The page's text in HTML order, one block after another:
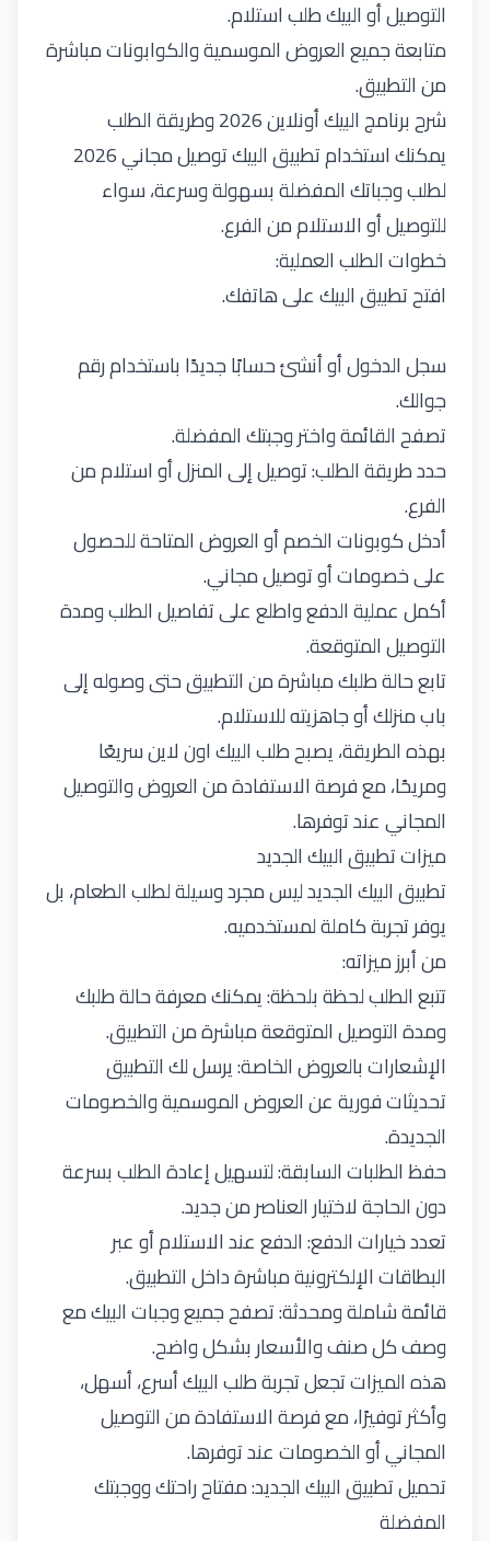
التوصيل أو البيك طلب استلام.
متابعة جميع العروض الموسمية والكوابونات مباشرة
من التطبيق.
شرح برنامج البيك أونلاين 2026 وطريقة الطلب
يمكنك استخدام تطبيق البيك توصيل مجاني 2026
لطلب وجباتك المفضلة بسهولة وسرعة، سواء
للتوصيل أو الاستلام من الفرع.
خطوات الطلب العملية:
افتح تطبيق البيك على هاتفك.
سجل الدخول أو أنشئ حسابًا جديدًا باستخدام رقم
جوالك.
تصفح القائمة واختر وجبتك المفضلة.
حدد طريقة الطلب: توصيل إلى المنزل أو استلام من
الفرع.
أدخل كوبونات الخصم أو العروض المتاحة للحصول
على خصومات أو توصيل مجاني.
أكمل عملية الدفع واطلع على تفاصيل الطلب ومدة
التوصيل المتوقعة.
تابع حالة طلبك مباشرة من التطبيق حتى وصوله إلى
باب منزلك أو جاهزيته للاستلام.
بهذه الطريقة، يصبحطلب البيك اون لاينسريعًا
ومريحًا، مع فرصة الاستفادة من العروض والتوصيل
المجاني عند توفرها.
ميزات تطبيق البيك الجديد
تطبيق البيك الجديد ليس مجرد وسيلة لطلب الطعام، بل
يوفر تجربة كاملة لمستخدميه.
من أبرز ميزاته:
تتبع الطلب لحظة بلحظة: يمكنك معرفة حالة طلبك
ومدة التوصيل المتوقعة مباشرة من التطبيق.
الإشعارات بالعروض الخاصة: يرسل لك التطبيق
تحديثات فورية عن العروض الموسمية والخصومات
الجديدة.
حفظ الطلبات السابقة: لتسهيل إعادة الطلب بسرعة
دون الحاجة لاختيار العناصر من جديد.
تعدد خيارات الدفع: الدفع عند الاستلام أو عبر
البطاقات الإلكترونية مباشرة داخل التطبيق.
قائمة شاملة ومحدثة: تصفح جميع وجبات البيك مع
وصف كل صنف والأسعار بشكل واضح.
هذه الميزات تجعل تجربة طلب البيك أسرع، أسهل،
وأكثر توفيرًا، مع فرصة الاستفادة من التوصيل
المجاني أو الخصومات عند توفرها.
تحميل تطبيق البيك الجديد: مفتاح راحتك ووجبتك
المفضلة